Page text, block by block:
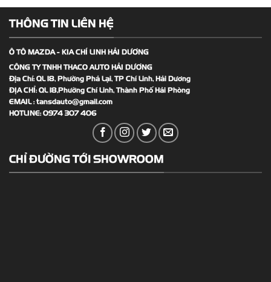
THÔNG TIN LIÊN HỆ
Ô TÔ MAZDA - KIA CHÍ LINH HẢI DƯƠNG
CÔNG TY TNHH THACO AUTO HẢI DƯƠNG
Địa Chỉ: QL 18, Phường Phả Lại, TP Chí Linh, Hải Dương
ĐỊA CHỈ: QL 18,Phường Chí Linh, Thành Phố Hải Phòng
EMAIL :tansdauto@gmail.com
HOTLINE:0974 307 406
CHỈ ĐƯỜNG TỚI SHOWROOM